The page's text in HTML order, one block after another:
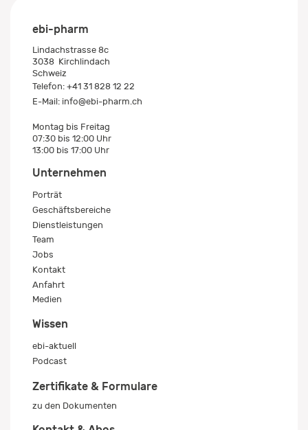
ebi-pharm
Lindachstrasse 8c
3038 Kirchlindach
Schweiz
Telefon: +41 31 828 12 22
E-Mail: info@ebi-pharm.ch
Montag bis Freitag
07:30 bis 12:00 Uhr
13:00 bis 17:00 Uhr
Unternehmen
Porträt
Geschäftsbereiche
Dienstleistungen
Team
Jobs
Kontakt
Anfahrt
Medien
Wissen
ebi-aktuell
Podcast
Zertifikate & Formulare
zu den Dokumenten